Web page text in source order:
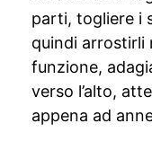
parti, togliere i
quindi arrostirli
funzione,
verso l’alto,
appena ad